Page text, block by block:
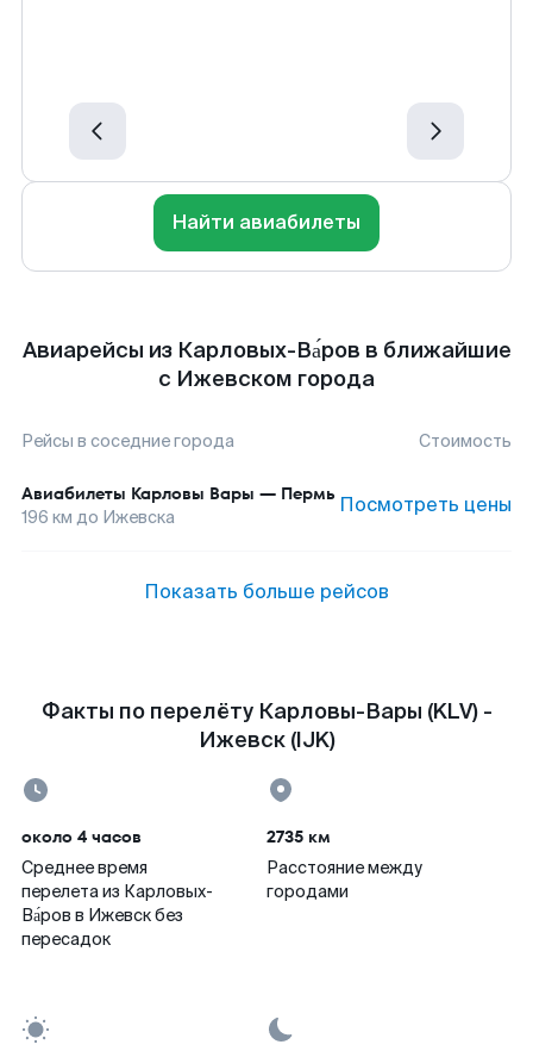
Найти авиабилеты
Авиарейсы из Карловых-Ва́ров в ближайшие
с Ижевском города
Рейсы в соседние города Стоимость
Авиабилеты Карловы Вары — Пермь
196 км до Ижевска Посмотреть цены
Показать больше рейсов
Факты по перелёту Карловы-Вары (KLV) -
Ижевск (IJK)
около 4 часов
Среднее время
перелета из Карловых-
Ва́ров в Ижевск без
пересадок
2735 км
Расстояние между
городами